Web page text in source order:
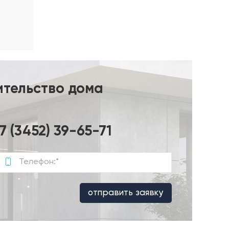
более
дома
(3452) 39-65-71
отправить заявку